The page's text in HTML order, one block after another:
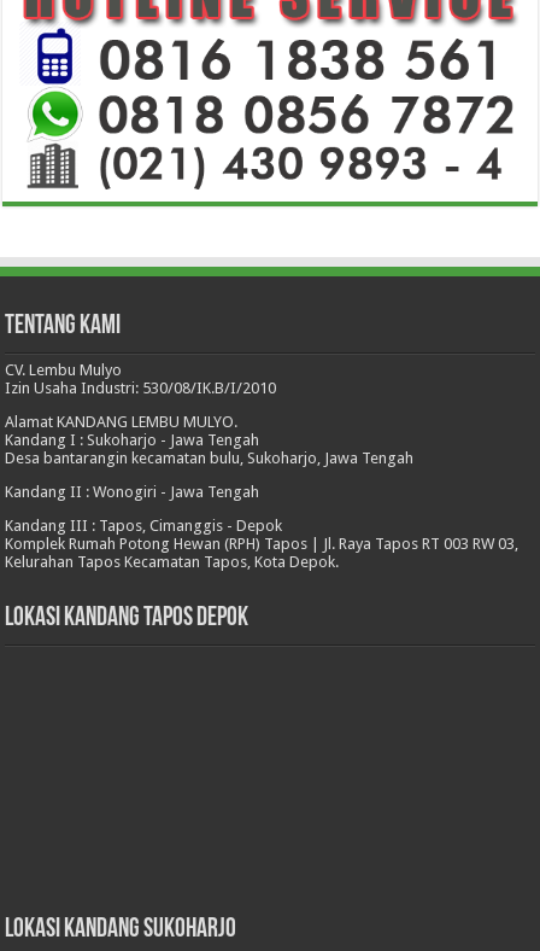
Tentang Kami
CV. Lembu Mulyo
Izin Usaha Industri: 530/08/IK.B/I/2010
Alamat KANDANG LEMBU MULYO.
Kandang I : Sukoharjo - Jawa Tengah
Desa bantarangin kecamatan bulu, Sukoharjo, Jawa Tengah
Kandang II : Wonogiri - Jawa Tengah
Kandang III : Tapos, Cimanggis - Depok
Komplek Rumah Potong Hewan (RPH) Tapos | Jl. Raya Tapos RT 003 RW 03,
Kelurahan Tapos Kecamatan Tapos, Kota Depok.
Lokasi Kandang Tapos Depok
Lokasi Kandang Sukoharjo